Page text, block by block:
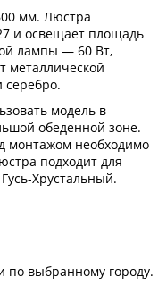
мм. Люстра
и освещает площадь
лампы — 60 Вт,
металлической
серебро.
модель в
обеденной зоне.
монтажом необходимо
подходит для
Хрустальный.
по выбранному городу.